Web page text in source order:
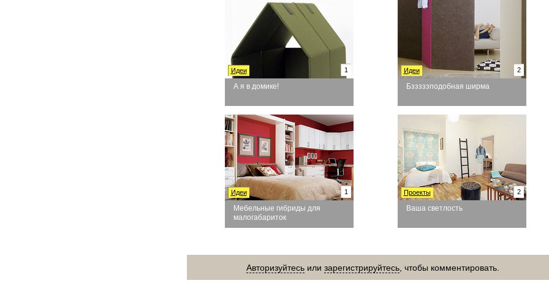
А я в домике!
1
Идеи
Бзззззподобная ширма
2
Идеи
Мебельные гибриды для
малогабариток
1
Идеи
Ваша светлость
2
Проекты
Авторизуйтесь или зарегистрируйтесь , чтобы комментировать.